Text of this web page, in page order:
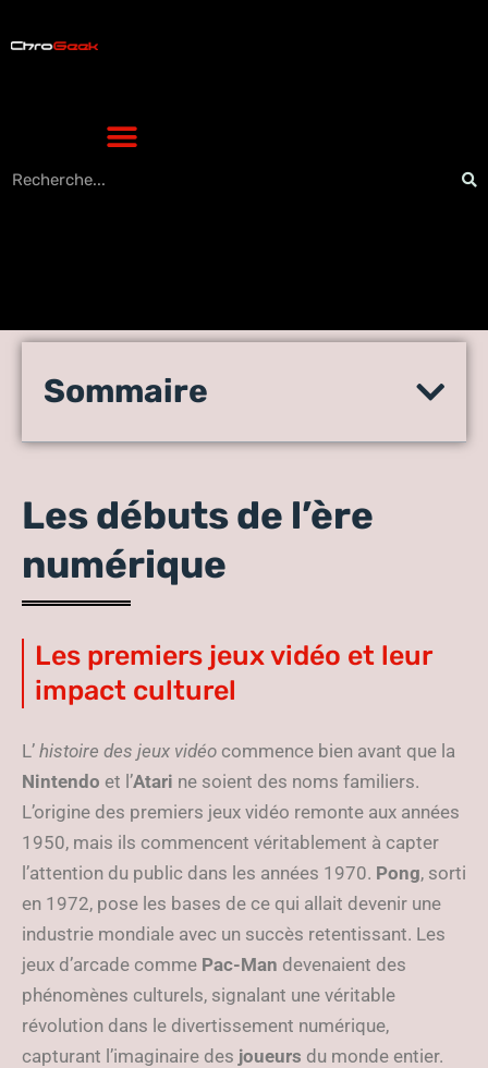
des pixels aux réalités
fascinante des jeux vidéo
Sommaire
Les débuts de l’ère
numérique
Les premiers jeux vidéo et leur
impact culturel
L’ histoire des jeux vidéo commence bien avant que la
Nintendo et l’Atari ne soient des noms familiers.
L’origine des premiers jeux vidéo remonte aux années
1950, mais ils commencent véritablement à capter
l’attention du public dans les années 1970. Pong, sorti
en 1972, pose les bases de ce qui allait devenir une
industrie mondiale avec un succès retentissant. Les
jeux d’arcade comme Pac-Man devenaient des
phénomènes culturels, signalant une véritable
révolution dans le divertissement numérique,
capturant l’imaginaire des joueurs du monde entier.